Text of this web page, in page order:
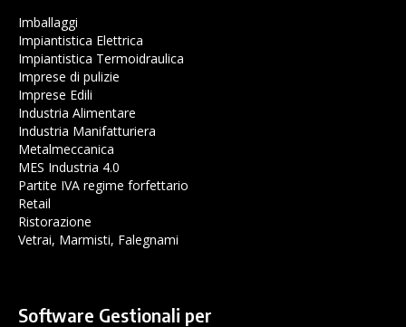
Imballaggi
Impiantistica Elettrica
Impiantistica Termoidraulica
Imprese di pulizie
Imprese Edili
Industria Alimentare
Industria Manifatturiera
Metalmeccanica
MES Industria 4.0
Partite IVA regime forfettario
Retail
Ristorazione
Vetrai, Marmisti, Falegnami
Software Gestionali per